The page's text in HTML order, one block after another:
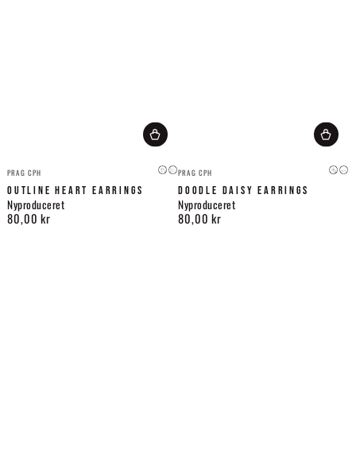
Leverandør:
PRAG CPH GuldSølv
OUTLINE HEART EARRINGS
Nyproduceret
Normalpris
80,00 kr
Leverandør:
PRAG CPH Guld
DOODLE DAISY EARRINGS
Nyproduceret
Normalpris
80,00 kr